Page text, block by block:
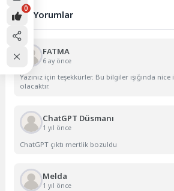
Son Yorumlar
FATMA
6 ay önce
Yazınız için teşekkürler. Bu bilgiler ışığında
olacaktır.
ChatGPT Düsmanı
1 yıl önce
ChatGPT çıktı mertlik bozuldu
Melda
1 yıl önce
0